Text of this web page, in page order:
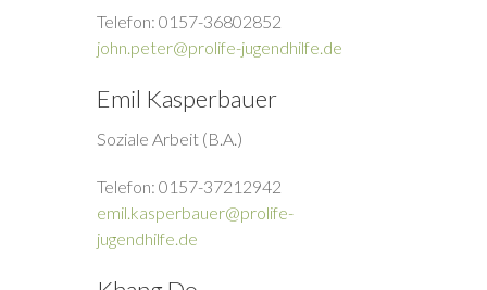
Telefon: 0157-36802852
john.peter@prolife-jugendhilfe.de
Emil Kasperbauer
Soziale Arbeit (B.A.)
Telefon: 0157-37212942
emil.kasperbauer@prolife-
jugendhilfe.de